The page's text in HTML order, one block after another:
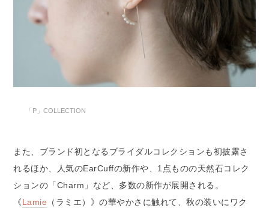
「P」COLLECTION
また、ブランド初となるブライダルコレクションも初披露さ
れるほか、人気のEarCuffの新作や、1点ものの天然石コレク
ションの「Charm」など、多数の新作が展開される。
《Lamie （ラミエ）》の華やかさに触れて、秋の装いにワク